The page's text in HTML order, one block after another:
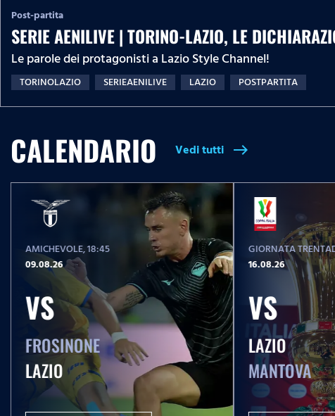
Post-partita
SERIE AENILIVE | TORINO-LAZIO, LE
Le parole dei protagonisti a Lazio Style Channel!
TORINOLAZIO SERIEAENILIVE LAZIO POSTPARTITA
CALENDARIO Vedi tutti east
AMICHEVOLE, 18:45
09.08.26
VS
FROSINONE
LAZIO
GIORNATA
16.08.26
VS
LAZIO
MANTOVA